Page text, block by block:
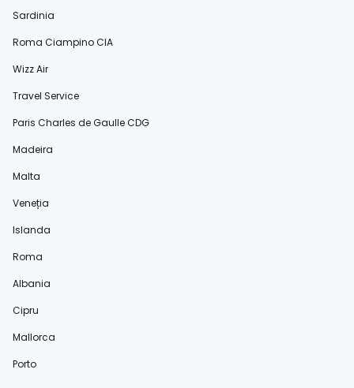
Sardinia
Roma Ciampino CIA
Wizz Air
Travel Service
Paris Charles de Gaulle CDG
Madeira
Malta
Veneția
Islanda
Roma
Albania
Cipru
Mallorca
Porto